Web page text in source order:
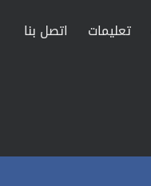
تعليمات
اتصل بنا